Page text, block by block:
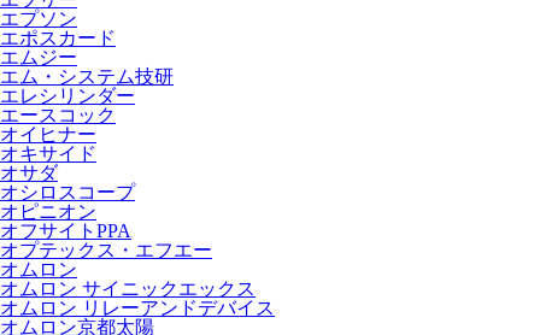
エプソン
エポスカード
エムジー
エム・システム技研
エレシリンダー
エースコック
オイヒナー
オキサイド
オサダ
オシロスコープ
オピニオン
オフサイトPPA
オプテックス・エフエー
オムロン
オムロン サイニックエックス
オムロン リレーアンドデバイス
オムロン京都太陽